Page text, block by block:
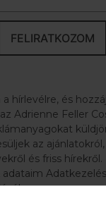
FELIRATKOZOM
hírlevélre, és
Adrienne Feller
az ajánlatokról,
és friss hírekről.
adataim